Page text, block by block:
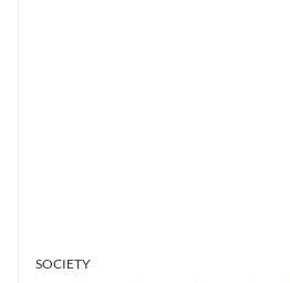
SOCIETY